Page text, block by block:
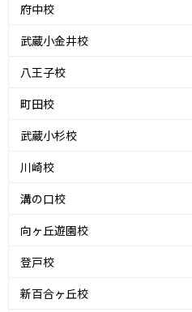
府中校
武蔵小金井校
八王子校
町田校
武蔵小杉校
川崎校
溝の口校
向ヶ丘遊園校
登戸校
新百合ヶ丘校